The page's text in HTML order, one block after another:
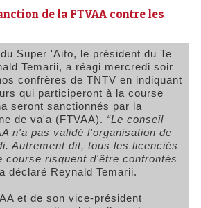
de la FTVAA contre les
Temarii, a réagi mercredi soir
confrères de TNTV en indiquant
qui participeront à la course
seront sanctionnés par la
de va'a (FTVAA). “Le conseil
n'a pas validé l'organisation de
Autrement dit, tous les licenciés
course risquent d'être confrontés
déclaré Reynald Temarii.
et de son vice-président